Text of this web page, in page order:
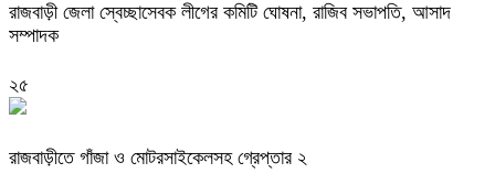
রাজবাড়ী জেলা স্বেচ্ছাসেবক লীগের কমিটি ঘোষনা, রাজিব সভাপতি, আসাদ
সম্পাদক
২৫
রাজবাড়ীতে গাঁজা ও মোটরসাইকেলসহ গ্রেপ্তার ২